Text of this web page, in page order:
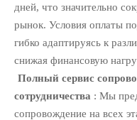
дней, что значительно
рынок. Условия оплаты
гибко адаптируясь к
снижая финансовую
Полный сервис
сотрудничества : Мы
сопровождение на всех